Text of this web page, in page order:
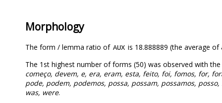
Morphology
The form / lemma ratio of AUX is 18.888889 (the average
The 1st highest number of forms (50) was observed with the
começo, devem, e, era, eram, esta, feito, foi, fomos, for,
pode, podem, podemos, possa, possam, possamos,
was, were.